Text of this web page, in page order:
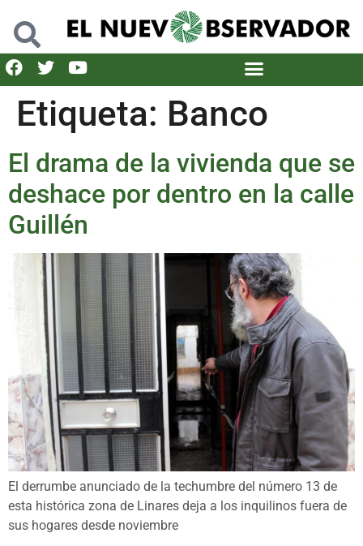
Etiqueta: Banco
El drama de la vivienda que se
deshace por dentro en la calle
Guillén
El derrumbe anunciado de la techumbre del número 13 de
esta histórica zona de Linares deja a los inquilinos fuera de
sus hogares desde noviembre